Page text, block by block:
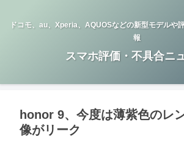
ドコモ、au、Xperia、AQUOSなどの新型モデルや
報
スマホ評価・不具合ニ
honor 9、今度は薄紫色のレ
像がリーク